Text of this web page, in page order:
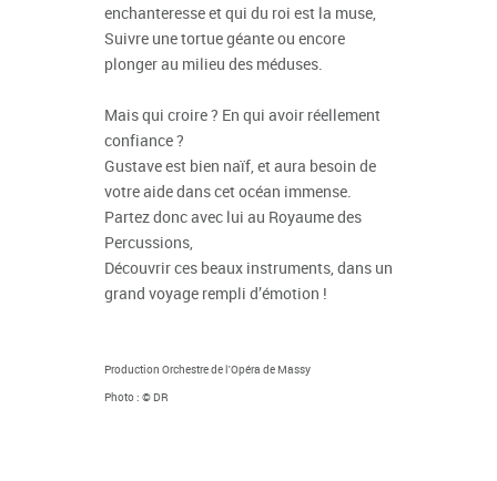
enchanteresse et qui du roi est la muse,
Suivre une tortue géante ou encore
plonger au milieu des méduses.
Mais qui croire ? En qui avoir réellement
confiance ?
Gustave est bien naïf, et aura besoin de
votre aide dans cet océan immense.
Partez donc avec lui au Royaume des
Percussions,
Découvrir ces beaux instruments, dans un
grand voyage rempli d’émotion !
Production Orchestre de l'Opéra de Massy
Photo : © DR